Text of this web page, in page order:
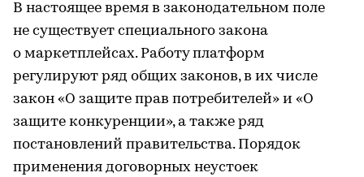
В настоящее время в законодательном поле
не существует специального закона
о маркетплейсах. Работу платформ
регулируют ряд общих законов, в их числе
закон «О защите прав потребителей» и «О
защите конкуренции», а также ряд
постановлений правительства. Порядок
применения договорных неустоек